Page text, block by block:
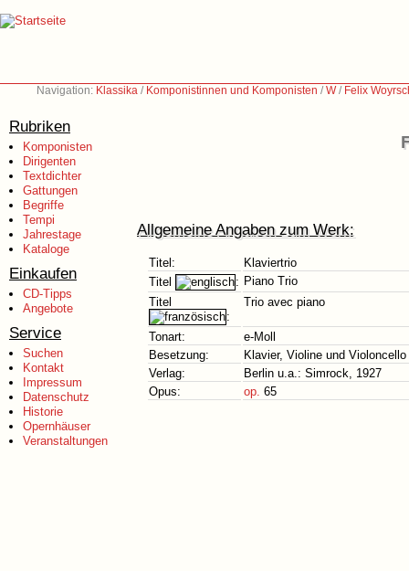
Navigation: Klassika / Komponistinnen und Komponisten /W/ Felix
Rubriken
Komponisten
Dirigenten
Textdichter
Gattungen
Begriffe
Tempi
Jahrestage
Kataloge
Einkaufen
CD-Tipps
Angebote
Service
Suchen
Kontakt
Impressum
Datenschutz
Historie
Opernhäuser
Veranstaltungen
Allgemeine Angaben zum Werk:
Titel:
Klaviertrio
Titel
: Piano Trio
Titel
:
Trio avec piano
Tonart:
e-Moll
Besetzung:
Klavier, Violine und Violoncello
Verlag:
Berlin u.a.: Simrock, 1927
Opus:
op. 65